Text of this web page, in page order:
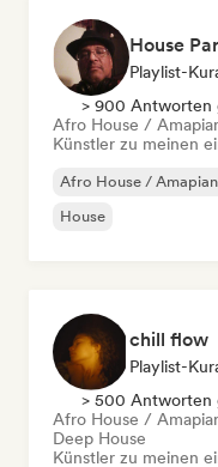
House
Playlist-
> 900 Antworten
Afro House /
Künstler zu meinen
Afro House /
House
chill flow
Playlist-
> 500 Antworten
Afro House /
Deep House
Künstler zu meinen